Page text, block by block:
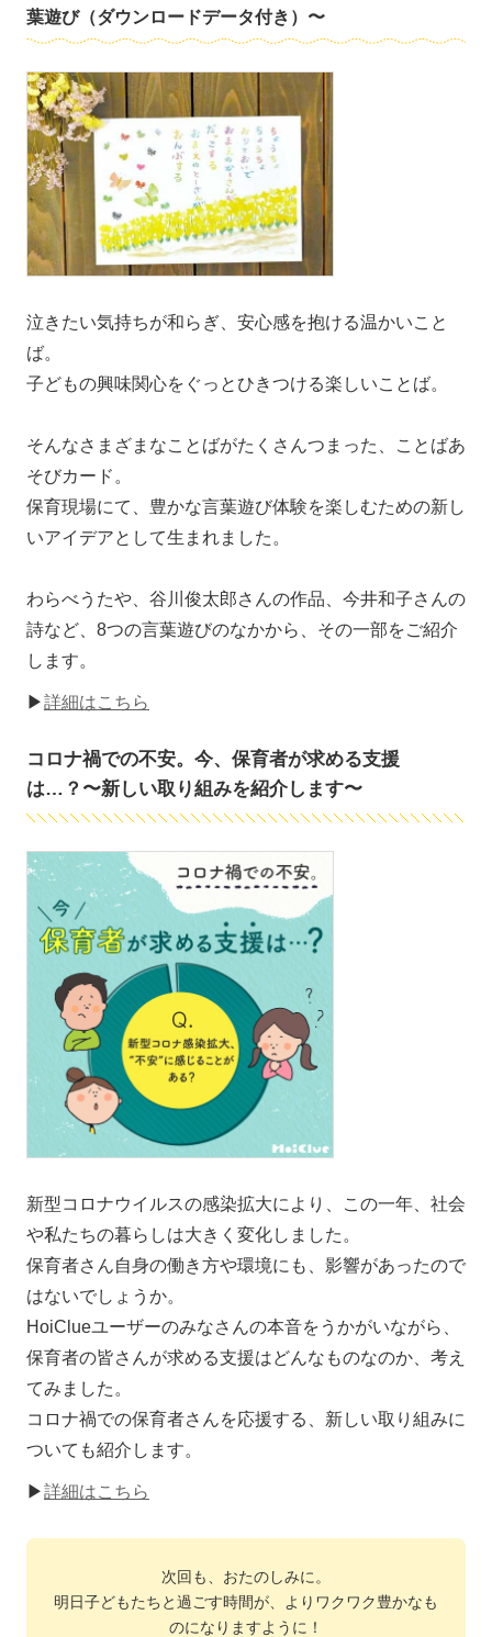
葉遊び（ダウンロードデータ付き）〜
泣きたい気持ちが和らぎ、安心感を抱ける温かいこと
ば。
子どもの興味関心をぐっとひきつける楽しいことば。
そんなさまざまなことばがたくさんつまった、ことばあ
そびカード。
保育現場にて、豊かな言葉遊び体験を楽しむための新し
いアイデアとして生まれました。
わらべうたや、谷川俊太郎さんの作品、今井和子さんの
詩など、8つの言葉遊びのなかから、その一部をご紹介
します。
▶詳細はこちら
コロナ禍での不安。今、保育者が求める支援
は…？〜新しい取り組みを紹介します〜
新型コロナウイルスの感染拡大により、この一年、社会
や私たちの暮らしは大きく変化しました。
保育者さん自身の働き方や環境にも、影響があったので
はないでしょうか。
HoiClueユーザーのみなさんの本音をうかがいながら、
保育者の皆さんが求める支援はどんなものなのか、考え
てみました。
コロナ禍での保育者さんを応援する、新しい取り組みに
ついても紹介します。
▶詳細はこちら
次回も、おたのしみに。
明日子どもたちと過ごす時間が、よりワクワク豊かなも
のになりますように！